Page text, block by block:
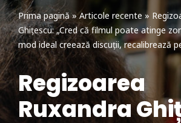
Prima pagină»Articole recente »
Ghițescu: „Cred că filmul poate atinge
mod ideal creează discuții, recalibrează
Regizoarea
Ruxandra